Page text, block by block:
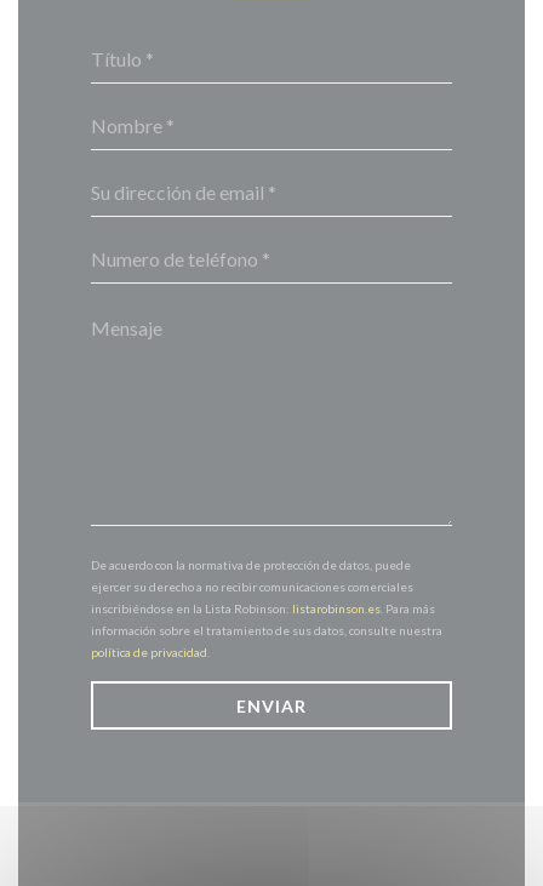
De acuerdo con la normativa de protección de datos, puede
ejercer su derecho a no recibir comunicaciones comerciales
inscribiéndose en la Lista Robinson: listarobinson.es . Para más
información sobre el tratamiento de sus datos, consulte nuestra
política de privacidad